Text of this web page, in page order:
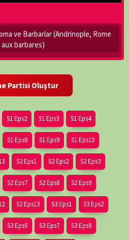
ve Barbarlar (Andrinople, Rome
barbares)
Partisi Oluştur
S1 Eps2 S1 Eps3 S1 Eps4
S1 Eps8 S1 Eps9 S1 Eps10
S2 Eps1 S2 Eps2 S2 Eps3
S2 Eps7 S2 Eps8 S2 Eps9
S2 Eps13 S3 Eps1 S3 Eps2
S3 Eps6 S3 Eps7 S3 Eps8